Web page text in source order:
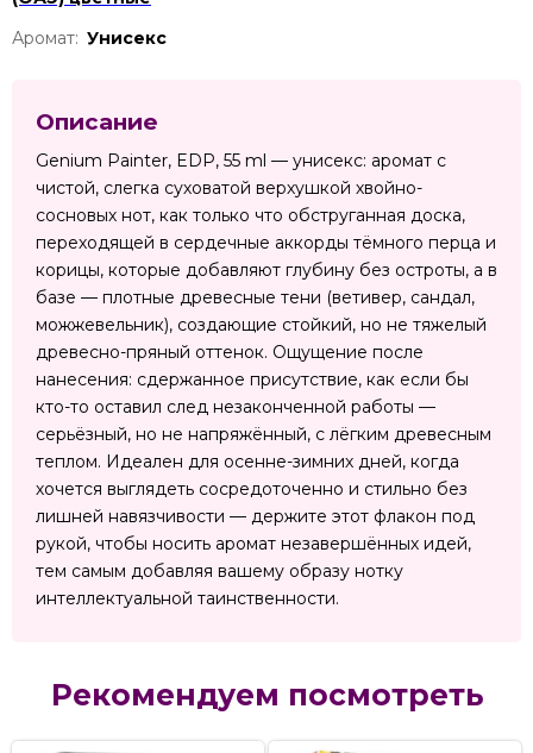
Аромат: Унисекс
Описание
Genium Painter, EDP, 55 ml — унисекс: аромат с
чистой, слегка суховатой верхушкой хвойно-
сосновых нот, как только что обструганная доска,
переходящей в сердечные аккорды тёмного перца и
корицы, которые добавляют глубину без остроты, а в
базе — плотные древесные тени (ветивер, сандал,
можжевельник), создающие стойкий, но не тяжелый
древесно-пряный оттенок. Ощущение после
нанесения: сдержанное присутствие, как если бы
кто-то оставил след незаконченной работы —
серьёзный, но не напряжённый, с лёгким древесным
теплом. Идеален для осенне-зимних дней, когда
хочется выглядеть сосредоточенно и стильно без
лишней навязчивости — держите этот флакон под
рукой, чтобы носить аромат незавершённых идей,
тем самым добавляя вашему образу нотку
интеллектуальной таинственности.
Рекомендуем посмотреть